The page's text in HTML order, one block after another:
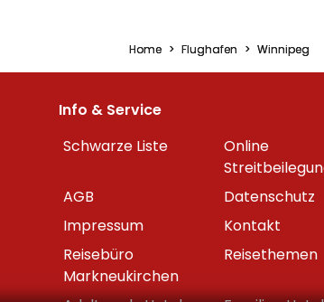
Home Flughafen Winnipeg
Info & Service
Schwarze Liste
Online
AGB
Datenschutz
Impressum
Kontakt
Reisebüro
Markneukirchen
Reisethemen